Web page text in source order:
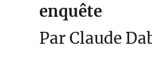
enquête
Par Claude